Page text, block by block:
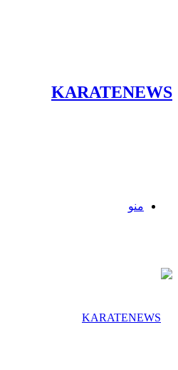
KARATENEWS
منو